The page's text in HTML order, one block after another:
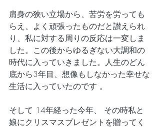
肩身の狭い立場から、苦労を労っても
らえ、よく頑張ったものだと讃えられ
り、私に対する周りの反応は一変しま
した。この後からゆるぎない大調和の
時代に入っていきました。人生のどん
底から3年目、想像もしなかった幸せな
生活に入っていたのです 。
そして 14年経った今年、 その時私と
娘にクリスマスプレゼントを贈ってく